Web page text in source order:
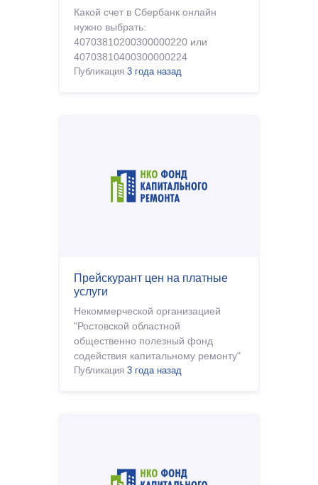
Какой счет в Сбербанк онлайн
нужно выбрать:
40703810200300000220 или
40703810400300000224
Публикация 3 года назад
Прейскурант цен на платные
услуги
Некоммерческой организацией
"Ростовской областной
общественно полезный фонд
содействия капитальному ремонту"
утвержден Прейскурант цен на
Публикация 3 года назад